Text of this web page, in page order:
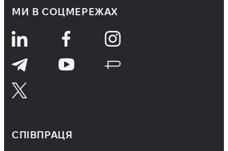
МИ В СОЦМЕРЕЖАХ
СПІВПРАЦЯ